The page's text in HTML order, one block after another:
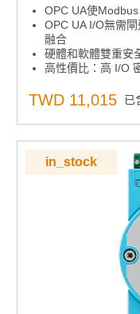
OPC UA使
OPC UA I/O無需
融合
硬體和軟體雙重安
高性價比：高 I/O
TWD 11,015 已
in_stock